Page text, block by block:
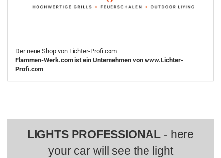
Der neue Shop von Lichter-Profi.com
Flammen-Werk.com ist ein Unternehmen von www.Lichter-
Profi.com
LIGHTS PROFESSIONAL - here
your car will see the light